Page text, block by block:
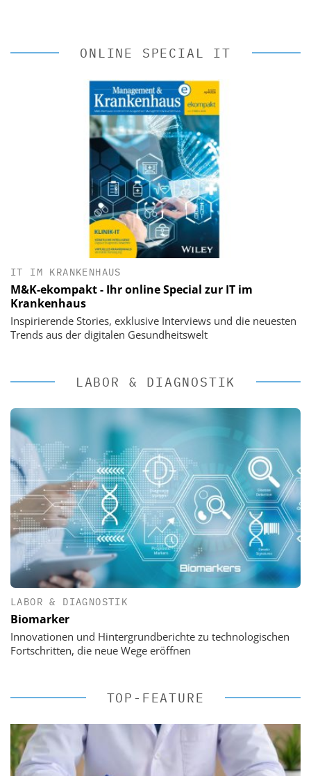
ONLINE SPECIAL IT
IT IM KRANKENHAUS
M&K-ekompakt - Ihr online Special zur IT im
Krankenhaus
Inspirierende Stories, exklusive Interviews und die neuesten
Trends aus der digitalen Gesundheitswelt
LABOR & DIAGNOSTIK
LABOR & DIAGNOSTIK
Biomarker
Innovationen und Hintergrundberichte zu technologischen
Fortschritten, die neue Wege eröffnen
TOP-FEATURE